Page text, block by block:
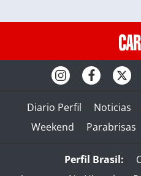
Diario Perfil Noticias
Weekend
Parabrisas
Perfil Brasil: